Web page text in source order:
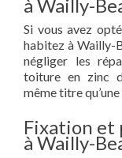
à Wailly-
Si vous avez
habitez à Wailly-
négliger les
toiture en zinc
même titre
Fixation et
à Wailly-